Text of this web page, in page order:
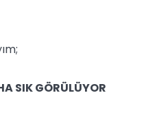
SIK GÖRÜLÜYOR